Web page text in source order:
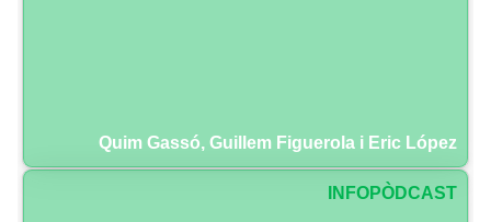
Quim Gassó, Guillem Figuerola i Eric López
INFOPÒDCAST